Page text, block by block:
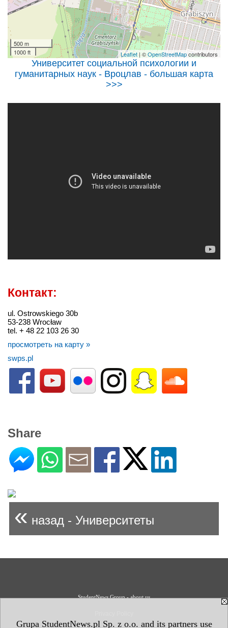
Grupa StudentNews.pl Sp. z o.o. and its partners use
500 m
1000 ft
Leaflet| ©OpenStreetMapcontributors
Университет социальной психологии и
гуманитарных наук - Вроцлав - большая карта
>>>
Контакт:
ul. Ostrowskiego 30b
53-238 Wrocław
tel. + 48 22 103 26 30
просмотреть на карту »
swps.pl
Share
« назад - Университеты
StudentNews Group - about us